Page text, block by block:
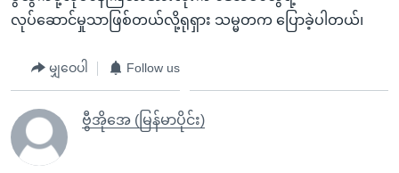
လုပ်ဆောင်မှုသာဖြစ်တယ်လို့ရုရှား သမ္မတက ပြောခဲ့ပါတယ်၊
မျှဝေပါ Follow us
ဗွီအိုအေ (မြန်မာပိုင်း)